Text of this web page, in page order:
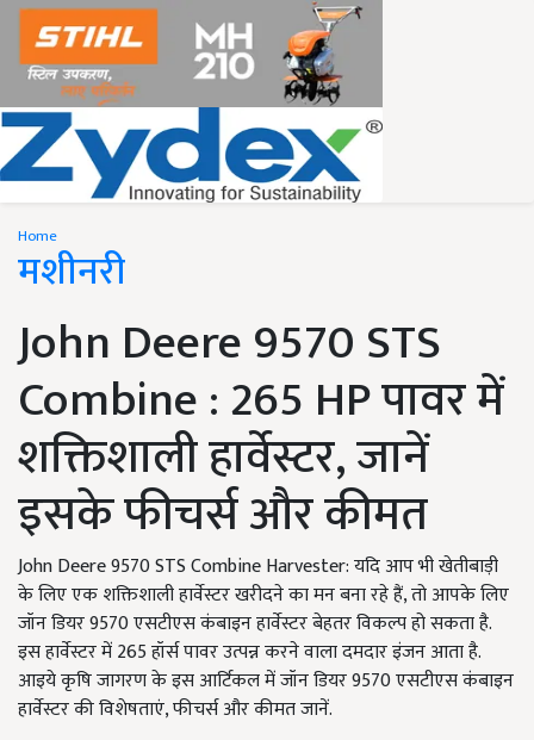
Home
मशीनरी
John Deere 9570 STS
Combine : 265 HP पावर में
शक्तिशाली हार्वेस्टर, जानें
इसके फीचर्स और कीमत
John Deere 9570 STS Combine Harvester: यदि आप भी खेतीबाड़ी
के लिए एक शक्तिशाली हार्वेस्टर खरीदने का मन बना रहे हैं, तो आपके लिए
जॉन डियर 9570 एसटीएस कंबाइन हार्वेस्टर बेहतर विकल्प हो सकता है.
इस हार्वेस्टर में 265 हॉर्स पावर उत्पन्न करने वाला दमदार इंजन आता है.
आइये कृषि जागरण के इस आर्टिकल में जॉन डियर 9570 एसटीएस कंबाइन
हार्वेस्टर की विशेषताएं, फीचर्स और कीमत जानें.